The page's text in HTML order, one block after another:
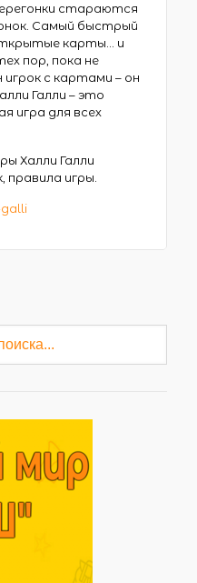
стараются
Самый быстрый
карты… и
пор, пока не
с картами – он
Галли – это
игра для всех
Халли Галли
правила игры.
galli